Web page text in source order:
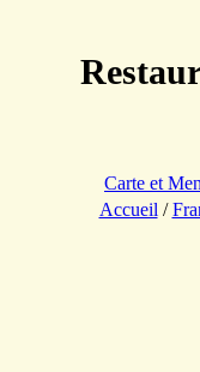
Carte et
Accueil /